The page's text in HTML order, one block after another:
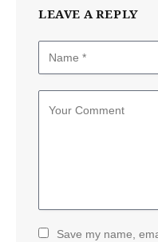
LEAVE A REPLY
Save my name,